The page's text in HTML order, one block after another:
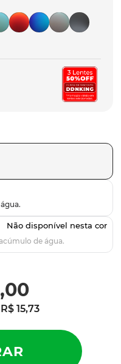
,00
R$ 15,73